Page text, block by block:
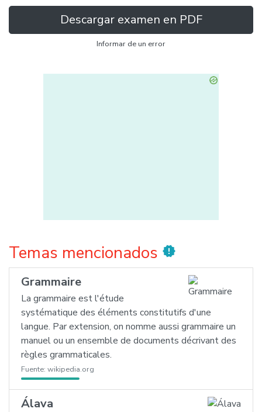
Descargar examen en PDF
Informar de un error
Temas mencionados new_releases
Grammaire
La grammaire est l'étude
systématique des éléments constitutifs d'une
langue. Par extension, on nomme aussi grammaire un
manuel ou un ensemble de documents décrivant des
règles grammaticales.
Fuente: wikipedia.org
Álava